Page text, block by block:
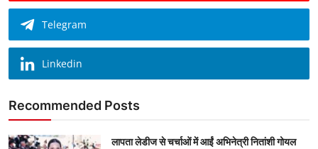
Telegram
Linkedin
Recommended Posts
लापता लेडीज से चर्चाओं में आईं अभिनेत्री नितांशी गोयल